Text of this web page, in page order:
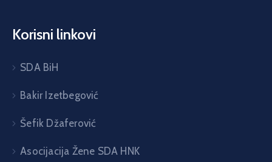
Korisni linkovi
SDA BiH
Bakir Izetbegović
Šefik Džaferović
Asocijacija Žene SDA HNK